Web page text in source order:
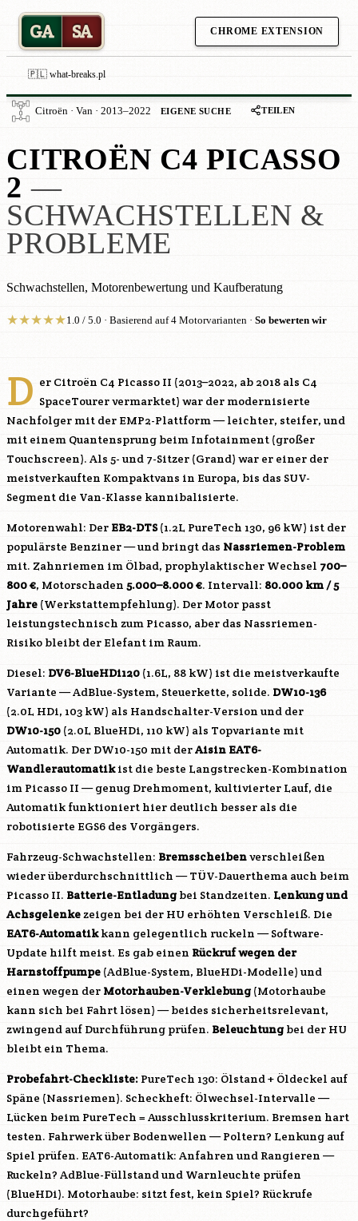
GA SA CHROME EXTENSION
🇵🇱 what-breaks.pl
Citroën · Van · 2013–2022 EIGENE SUCHE TEILEN
CITROËN C4 PICASSO
2 —
SCHWACHSTELLEN &
PROBLEME
Schwachstellen, Motorenbewertung und Kaufberatung
★★★★★1.0 / 5.0 · Basierend auf 4 Motorvarianten · So bewerten wir
D er Citroën C4 Picasso II (2013–2022, ab 2018 als C4
SpaceTourer vermarktet) war der modernisierte
Nachfolger mit der EMP2-Plattform — leichter, steifer, und
mit einem Quantensprung beim Infotainment (großer
Touchscreen). Als 5- und 7-Sitzer (Grand) war er einer der
meistverkauften Kompaktvans in Europa, bis das SUV-
Segment die Van-Klasse kannibalisierte.
Motorenwahl: Der EB2-DTS(1.2L PureTech 130, 96 kW) ist der
populärste Benziner — und bringt das Nassriemen-Problem
mit. Zahnriemen im Ölbad, prophylaktischer Wechsel 700–
800 €, Motorschaden 5.000–8.000 €. Intervall: 80.000 km / 5
Jahre (Werkstattempfehlung). Der Motor passt
leistungstechnisch zum Picasso, aber das Nassriemen-
Risiko bleibt der Elefant im Raum.
Diesel: DV6-BlueHDi120 (1.6L, 88 kW) ist die meistverkaufte
Variante — AdBlue-System, Steuerkette, solide. DW10-136
(2.0L HDi, 103 kW) als Handschalter-Version und der
DW10-150 (2.0L BlueHDi, 110 kW) als Topvariante mit
Automatik. Der DW10-150 mit derAisin EAT6-
Wandlerautomatikist die beste Langstrecken-Kombination
im Picasso II — genug Drehmoment, kultivierter Lauf, die
Automatik funktioniert hier deutlich besser als die
robotisierte EGS6 des Vorgängers.
Fahrzeug-Schwachstellen: Bremsscheibenverschleißen
wieder überdurchschnittlich — TÜV-Dauerthema auch beim
Picasso II. Batterie-Entladung bei Standzeiten. Lenkung und
Achsgelenkezeigen bei der HU erhöhten Verschleiß. Die
EAT6-Automatikkann gelegentlich ruckeln — Software-
Update hilft meist. Es gab einen Rückruf wegen der
Harnstoffpumpe (AdBlue-System, BlueHDi-Modelle) und
einen wegen der Motorhauben-Verklebung (Motorhaube
kann sich bei Fahrt lösen) — beides sicherheitsrelevant,
zwingend auf Durchführung prüfen. Beleuchtung bei der HU
bleibt ein Thema.
Probefahrt-Checkliste: PureTech 130: Ölstand + Öldeckel auf
Späne (Nassriemen). Scheckheft: Ölwechsel-Intervalle —
Lücken beim PureTech = Ausschlusskriterium. Bremsen hart
testen. Fahrwerk über Bodenwellen — Poltern? Lenkung auf
Spiel prüfen. EAT6-Automatik: Anfahren und Rangieren —
Ruckeln? AdBlue-Füllstand und Warnleuchte prüfen
(BlueHDi). Motorhaube: sitzt fest, kein Spiel? Rückrufe
durchgeführt?